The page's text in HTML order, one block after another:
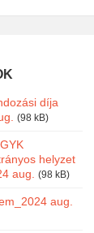
díja
(98 kB)
helyzet
aug.
(98 kB)
aug.